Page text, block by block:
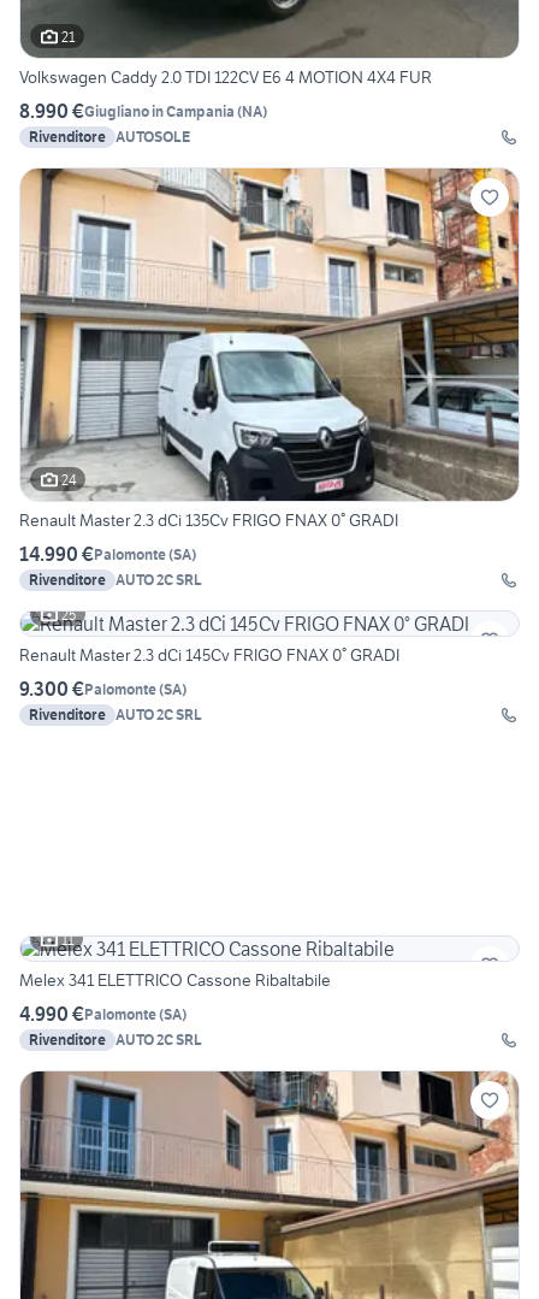
21
Volkswagen Caddy 2.0 TDI 122CV E6 4 MOTION 4X4 FUR
8.990 €Giugliano in Campania (NA)
Rivenditore AUTOSOLE
24
Renault Master 2.3 dCi 135Cv FRIGO FNAX 0° GRADI
14.990 €Palomonte(SA)
Rivenditore AUTO 2C SRL
25
Renault Master 2.3 dCi 145Cv FRIGO FNAX 0° GRADI
9.300 €Palomonte(SA)
Rivenditore AUTO 2C SRL
11
Melex 341 ELETTRICO Cassone Ribaltabile
4.990 €Palomonte(SA)
Rivenditore AUTO 2C SRL